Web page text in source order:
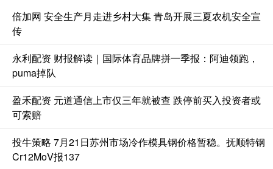
倍加网 安全生产月走进乡村大集 青岛开展三夏农机安全宣
传
永利配资 财报解读｜国际体育品牌拼一季报：阿迪领跑，
puma掉队
盈禾配资 元道通信上市仅三年就被查 跌停前买入投资者或
可索赔
投牛策略 7月21日苏州市场冷作模具钢价格暂稳。抚顺特钢
Cr12MoV报137